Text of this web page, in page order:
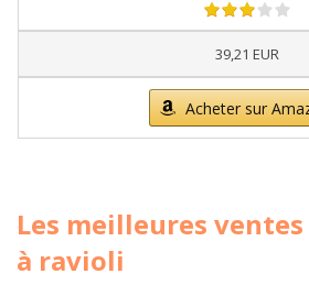
39,21 EUR
Acheter sur
Les meilleures
à ravioli